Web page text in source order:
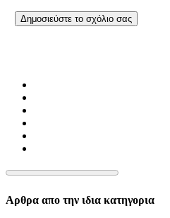
Αρθρα απο την ιδια κατηγορια